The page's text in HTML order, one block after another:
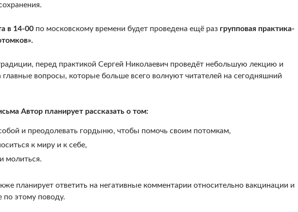
в 14-00 по московскому времени будет проведена ещё раз групповая практика-
перед практикой Сергей Николаевич проведёт небольшую лекцию и
главные вопросы, которые больше всего волнуют читателей на сегодняшний
Автор планирует рассказать о том:
и преодолевать гордыню, чтобы помочь своим потомкам,
к миру и к себе,
молиться.
планирует ответить на негативные комментарии относительно вакцинации и
по этому поводу.